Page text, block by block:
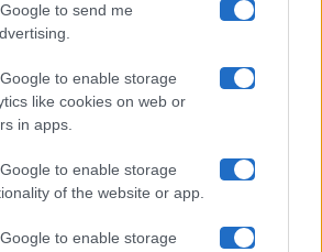
to send me
to enable storage
like cookies on web or
in apps.
to enable storage
of the website or app.
to enable storage